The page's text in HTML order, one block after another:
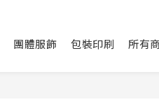
團體服飾 包裝印刷 所有